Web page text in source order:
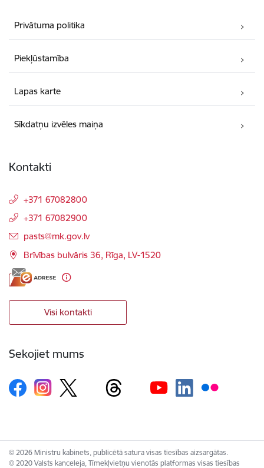
Privātuma politika
Piekļūstamība
Lapas karte
Sīkdatņu izvēles maiņa
Kontakti
+371 67082800
+371 67082900
E-pasts:
pasts@mk.gov.lv
Brīvības bulvāris 36, Rīga, LV-1520
Visi kontakti
Sekojiet mums
© 2026 Ministru kabinets, publicētā satura visas tiesības aizsargātas.
© 2020 Valsts kanceleja, Tīmekļvietņu vienotās platformas visas tiesības